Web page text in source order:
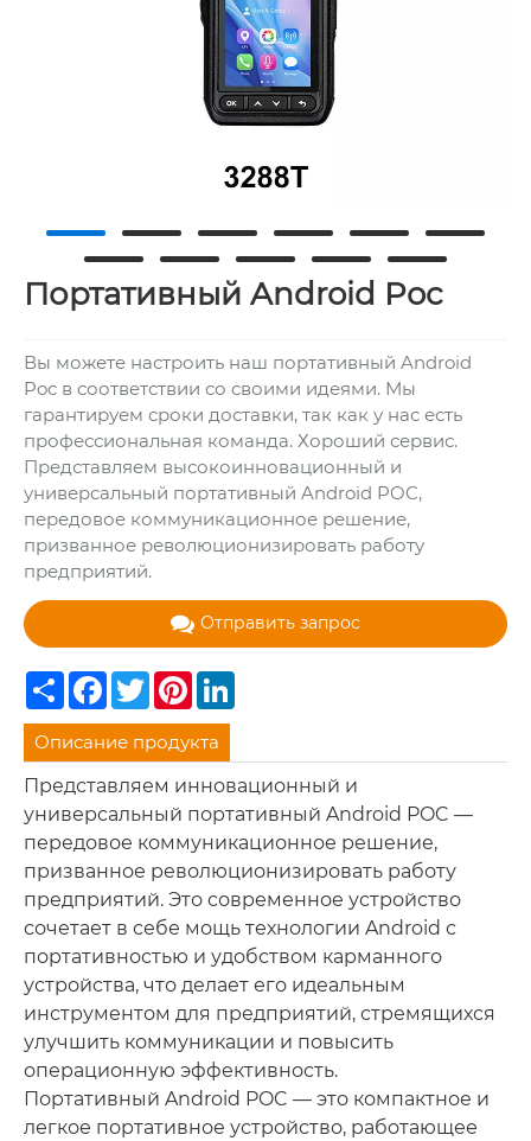
Портативный Android Poc
Вы можете настроить наш портативный Android
Poc в соответствии со своими идеями. Мы
гарантируем сроки доставки, так как у нас есть
профессиональная команда. Хороший сервис.
Представляем высокоинновационный и
универсальный портативный Android POC,
передовое коммуникационное решение,
призванное революционизировать работу
предприятий.
Отправить запрос
ShareFacebook
TwitterPinterest
Описание продукта
Представляем инновационный и
универсальный портативный Android POC —
передовое коммуникационное решение,
призванное революционизировать работу
предприятий. Это современное устройство
сочетает в себе мощь технологии Android с
портативностью и удобством карманного
устройства, что делает его идеальным
инструментом для предприятий, стремящихся
улучшить коммуникации и повысить
операционную эффективность.
Портативный Android POC — это компактное и
легкое портативное устройство, работающее